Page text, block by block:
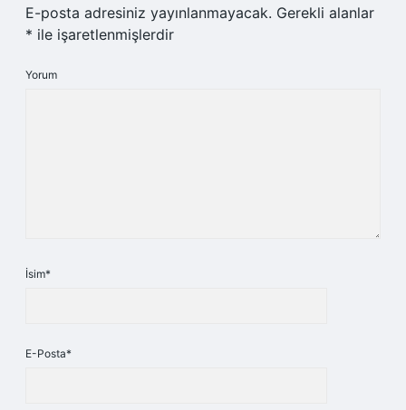
E-posta adresiniz yayınlanmayacak. Gerekli alanlar
* ile işaretlenmişlerdir
Yorum
İsim*
E-Posta*